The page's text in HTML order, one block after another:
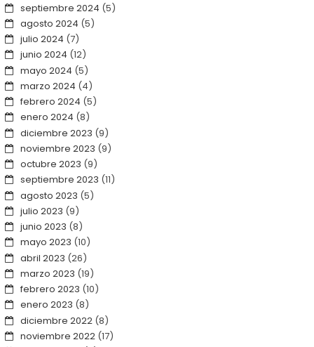
septiembre 2024 (5)
agosto 2024 (5)
julio 2024 (7)
junio 2024 (12)
mayo 2024 (5)
marzo 2024 (4)
febrero 2024 (5)
enero 2024 (8)
diciembre 2023 (9)
noviembre 2023 (9)
octubre 2023 (9)
septiembre 2023 (11)
agosto 2023 (5)
julio 2023 (9)
junio 2023 (8)
mayo 2023 (10)
abril 2023 (26)
marzo 2023 (19)
febrero 2023 (10)
enero 2023 (8)
diciembre 2022(8)
noviembre 2022(17)